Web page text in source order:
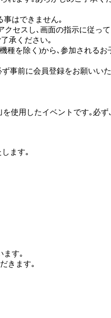
はできません｡
セスし､画面の指示に従っ
承ください｡
を除く)から､参加されるお
事前に会員登録をお願いい
使用したイベントです｡必
ます｡
ます｡
きます｡